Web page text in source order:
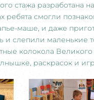
стажа разработана
ребята смогли
маше, и даже
и слепили маленькие
колокола
раскрасок и